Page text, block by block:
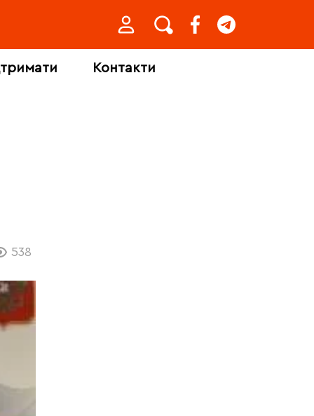
Контакти
538